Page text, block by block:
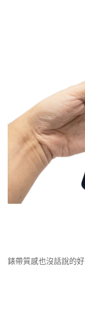
錶帶質感也沒話說的好